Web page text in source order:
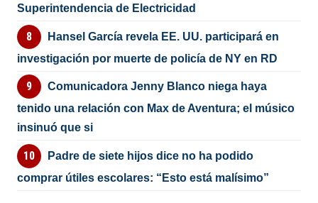
Superintendencia de Electricidad
Hansel García revela EE. UU. participará en
investigación por muerte de policía de NY en RD
Comunicadora Jenny Blanco niega haya
tenido una relación con Max de Aventura; el músico
insinuó que si
Padre de siete hijos dice no ha podido
comprar útiles escolares: “Esto está malísimo”